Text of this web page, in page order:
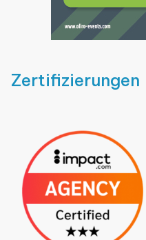
Zertifizierungen